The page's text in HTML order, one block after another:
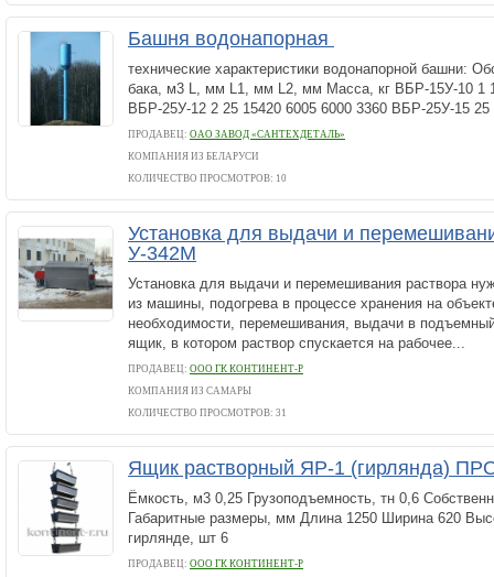
Башня водонапорная
технические характеристики водонапорной башни:
бака, м3 L, мм L1, мм L2, мм Масса, кг ВБР-15У-10 1
ВБР-25У-12 2 25 15420 6005 6000 3360 ВБР-25У-15 25
ПРОДАВЕЦ: ОАО ЗАВОД «САНТЕХДЕТАЛЬ»
КОМПАНИЯ ИЗ БЕЛАРУСИ
КОЛИЧЕСТВО ПРОСМОТРОВ: 10
Установка для выдачи и
У-342М
Установка для выдачи и перемешивания раствора
из машины, подогрева в процессе хранения на
необходимости, перемешивания, выдачи в
ящик, в котором раствор спускается на рабочее...
ПРОДАВЕЦ: ООО ГК КОНТИНЕНТ-Р
КОМПАНИЯ ИЗ САМАРЫ
КОЛИЧЕСТВО ПРОСМОТРОВ: 31
Ящик растворный ЯР-1 (гирлянда)
Ёмкость, м3 0,25 Грузоподъемность, тн 0,6
Габаритные размеры, мм Длина 1250 Ширина 620
гирлянде, шт 6
ПРОДАВЕЦ: ООО ГК КОНТИНЕНТ-Р